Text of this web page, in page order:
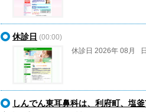
休診日 (00:00)
休診日 2026年 08
しんでん東耳鼻科は、利府町、塩